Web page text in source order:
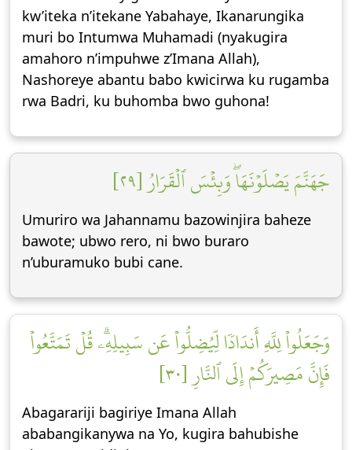
kw’iteka n’itekane Yabahaye, Ikanarungika
muri bo Intumwa Muhamadi (nyakugira
amahoro n’impuhwe z’Imana Allah),
Nashoreye abantu babo kwicirwa ku rugamba
rwa Badri, ku buhomba bwo guhona!
جَهَنَّمَ يَصۡلَوۡنَهَاۖ وَبِئۡسَ ٱلۡقَرَارُ [٢٩]
Umuriro wa Jahannamu bazowinjira baheze
bawote; ubwo rero, ni bwo buraro
n’uburamuko bubi cane.
وَجَعَلُواْ لِلَّهِ أَندَادٗا لِّيُضِلُّواْ عَن سَبِيلِهِۦۗ قُلۡ تَمَتَّعُواْ
فَإِنَّ مَصِيرَكُمۡ إِلَى ٱلنَّارِ [٣٠]
Abagarariji bagiriye Imana Allah
ababangikanywa na Yo, kugira bahubishe